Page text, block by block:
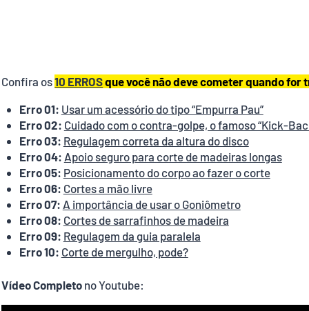
Confira os10 ERROSque você não deve cometer quando
Erro 01: Usar um acessório do tipo “Empurra Pau”
Erro 02: Cuidado com o contra-golpe, o famoso “Kick-
Erro 03: Regulagem correta da altura do disco
Erro 04: Apoio seguro para corte de madeiras longas
Erro 05: Posicionamento do corpo ao fazer o corte
Erro 06: Cortes a mão livre
Erro 07: A importância de usar o Goniômetro
Erro 08: Cortes de sarrafinhos de madeira
Erro 09: Regulagem da guia paralela
Erro 10: Corte de mergulho, pode?
Vídeo Completo no Youtube: